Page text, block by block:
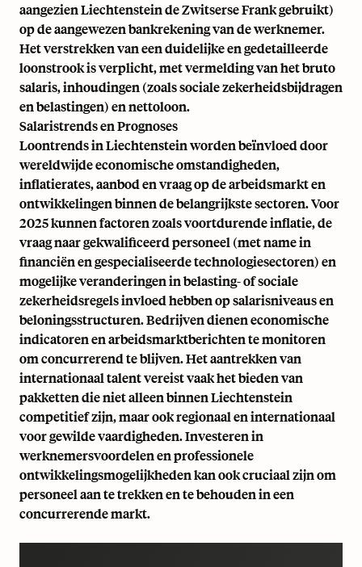
aangezien Liechtenstein de Zwitserse Frank gebruikt)
op de aangewezen bankrekening van de werknemer.
Het verstrekken van een duidelijke en gedetailleerde
loonstrook is verplicht, met vermelding van het bruto
salaris, inhoudingen (zoals sociale zekerheidsbijdragen
en belastingen) en nettoloon.
Salaristrends en Prognoses
Loontrends in Liechtenstein worden beïnvloed door
wereldwijde economische omstandigheden,
inflatierates, aanbod en vraag op de arbeidsmarkt en
ontwikkelingen binnen de belangrijkste sectoren. Voor
2025 kunnen factoren zoals voortdurende inflatie, de
vraag naar gekwalificeerd personeel (met name in
financiën en gespecialiseerde technologiesectoren) en
mogelijke veranderingen in belasting- of sociale
zekerheidsregels invloed hebben op salarisniveaus en
beloningsstructuren. Bedrijven dienen economische
indicatoren en arbeidsmarktberichten te monitoren
om concurrerend te blijven. Het aantrekken van
internationaal talent vereist vaak het bieden van
pakketten die niet alleen binnen Liechtenstein
competitief zijn, maar ook regionaal en internationaal
voor gewilde vaardigheden. Investeren in
werknemersvoordelen en professionele
ontwikkelingsmogelijkheden kan ook cruciaal zijn om
personeel aan te trekken en te behouden in een
concurrerende markt.